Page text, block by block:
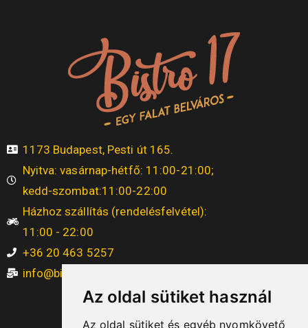
Az oldal sütiket használ
Az oldal sütiket és egyéb nyomkövető
1173 Budapest, Pesti út 165.
Nyitva: vasárnap-hétfő: 11:00-21:00;
kedd-szombat:11:00-22:00
Házhoz szállítás (rendelésfelvétel):
11:00 - 22:00
+36 20 463 5257
info@bistro17.hu